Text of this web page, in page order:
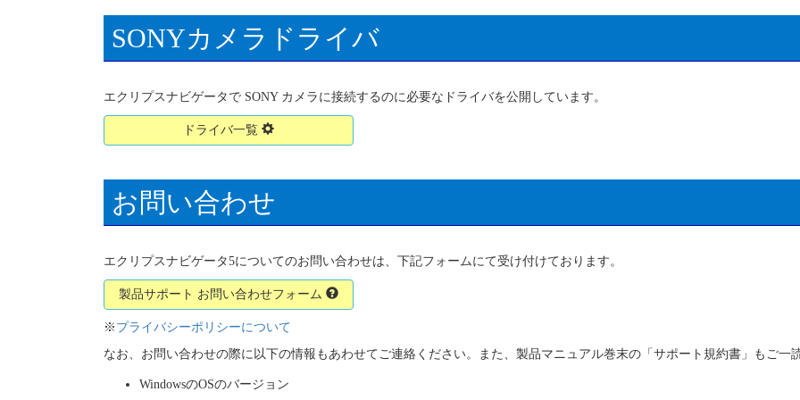
SONYカメラドライバ
エクリプスナビゲータで SONY カメラに接続するのに必要なドライバを公開しています。
ドライバ一覧
お問い合わせ
エクリプスナビゲータ5についてのお問い合わせは、下記フォームにて受け付けております。
製品サポート お問い合わせフォーム
※ プライバシーポリシーについて
なお、お問い合わせの際に以下の情報もあわせてご連絡ください。また、製品マニュアル巻末の「サポート規約書」もご一
WindowsのOSのバージョン